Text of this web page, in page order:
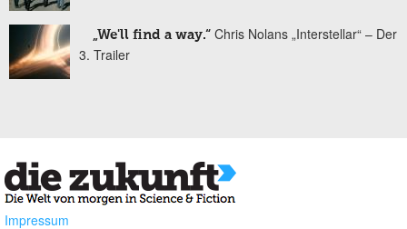
„We'll find a way.“ Chris Nolans „Interstellar“ – Der
3. Trailer
Impressum